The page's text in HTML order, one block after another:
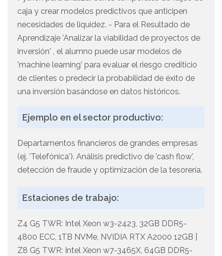
caja y crear modelos predictivos que anticipen
necesidades de liquidez. - Para el Resultado de
Aprendizaje 'Analizar la viabilidad de proyectos de
inversión' , el alumno puede usar modelos de
'machine learning' para evaluar el riesgo crediticio
de clientes o predecir la probabilidad de éxito de
una inversión basándose en datos históricos.
Ejemplo en el sector productivo:
Departamentos financieros de grandes empresas
(ej. 'Telefónica'). Análisis predictivo de 'cash flow',
detección de fraude y optimización de la tesorería.
Estaciones de trabajo:
Z4 G5 TWR: Intel Xeon w3-2423, 32GB DDR5-
4800 ECC, 1TB NVMe, NVIDIA RTX A2000 12GB |
Z8 G5 TWR: Intel Xeon w7-3465X, 64GB DDR5-